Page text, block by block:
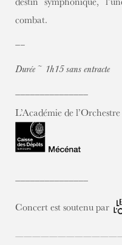
combat.
—–
Durée ~ 1h15 sans entracte
———————————————
L’Académie de
———————————————
Concert est soutenu par